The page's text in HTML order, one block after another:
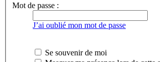
Mot de passe :
J’ai oublié mon mot de passe
Se souvenir de moi